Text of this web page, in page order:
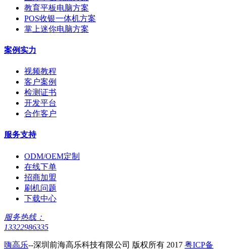
教育平板电脑方案
POS收银一体机方案
掌上迷你电脑方案
案例实力
视频教程
客户案例
检测证书
开发平台
合作客户
服务支持
ODM/OEM定制
在线下单
招商加盟
刷机问题
下载中心
服务热线：
13322986335
嗨高乐--深圳前海高乐科技有限公司 版权所有 2017 粤ICP备